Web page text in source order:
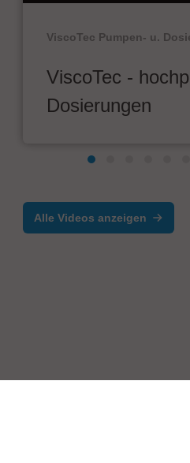
ViscoTec Pumpen- u.
ViscoTec -
Dosierungen
Alle Videos anzeigen